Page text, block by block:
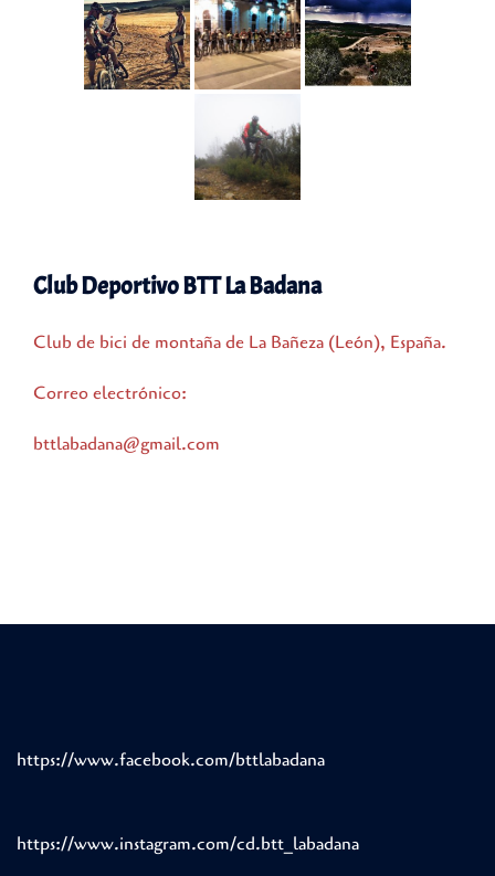
Club Deportivo BTT La Badana
Club de bici de montaña de La Bañeza (León), España.
Correo electrónico:
bttlabadana@gmail.com
https://www.facebook.com/bttlabadana
https://www.instagram.com/cd.btt_labadana